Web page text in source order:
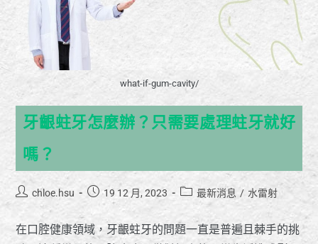
what-if-gum-cavity/
牙齦蛀牙怎麼辦？只需要處理蛀牙就好
嗎？
chloe.hsu 19 12 月, 2023 最新消息 / 水雷射
在口腔健康領域，牙齦蛀牙的問題一直是普遍且棘手的挑